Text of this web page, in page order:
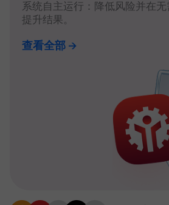
系统自主运行：降低风险并在
提升结果。
查看全部